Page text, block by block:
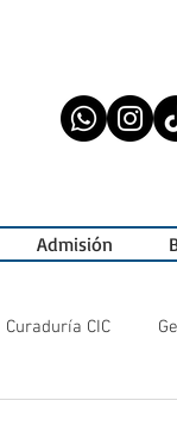
Admisión
Curaduría CIC